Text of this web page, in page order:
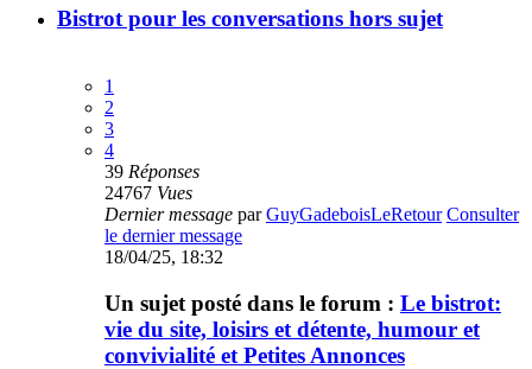
Bistrot pour les conversations hors sujet
1
2
3
4
39 Réponses
24767 Vues
Dernier message parGuyGadeboisLeRetour Consulter
le dernier message
18/04/25, 18:32
Un sujet posté dans le forum : Le bistrot:
vie du site, loisirs et détente, humour et
convivialité et Petites Annonces